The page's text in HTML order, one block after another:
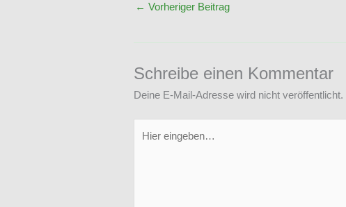
← Vorheriger Beitrag
Schreibe einen Kommentar
Deine E-Mail-Adresse wird nicht veröffentlicht.
eingeben…